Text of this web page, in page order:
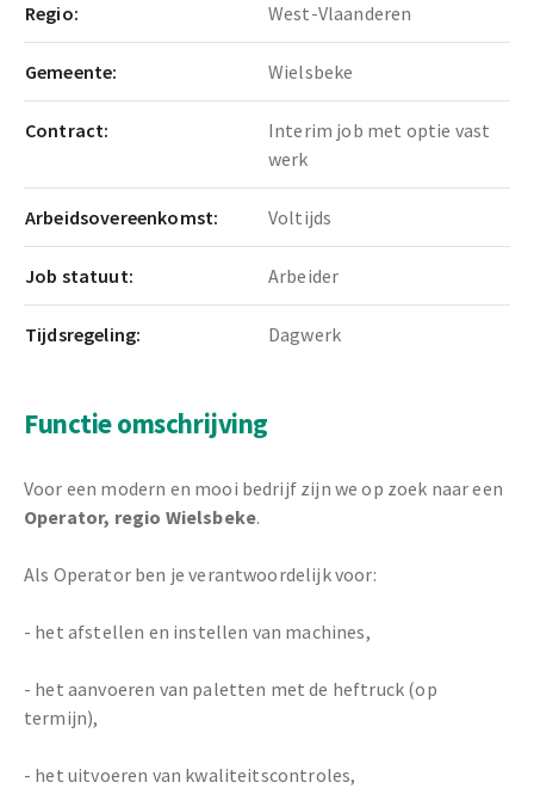
Regio: West-Vlaanderen
Gemeente: Wielsbeke
Contract:
Interim job met optie vast
werk
Arbeidsovereenkomst: Voltijds
Job statuut: Arbeider
Tijdsregeling: Dagwerk
Functie omschrijving
Voor een modern en mooi bedrijf zijn we op zoek naar een
Operator, regio Wielsbeke.
Als Operator ben je verantwoordelijk voor:
- het afstellen en instellen van machines,
- het aanvoeren van paletten met de heftruck (op
termijn),
- het uitvoeren van kwaliteitscontroles,